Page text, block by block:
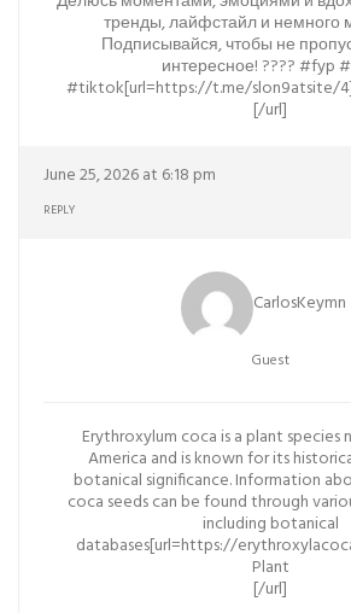
тренды, лайфстайл и немного
Подписывайся, чтобы не
интересное! ???? #fyp
#tiktok[url=https://t.me/slon9atsite/
[/url]
June 25, 2026 at 6:18 pm
REPLY
CarlosKeymn
Guest
Erythroxylum coca is a plant
America and is known for its
botanical significance. Information
coca seeds can be found through
including botanical
databases[url=https://
Plant
[/url]